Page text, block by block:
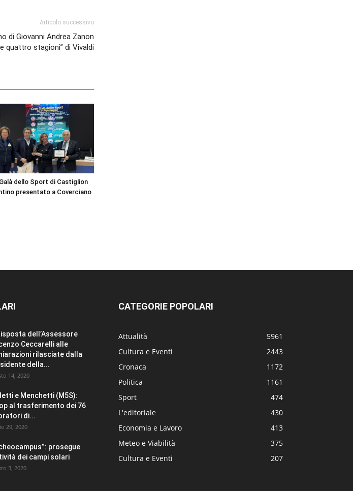
Articolo successivo
di Giovanni Andrea Zanon
quattro stagioni” di Vivaldi
dello Sport di Castiglion
presentato a Coverciano
dell’Assessore
Ceccarelli alle
rilasciate dalla
della...
14, 2020
e Menchetti (M5S):
al trasferimento dei 76
di...
29, 2020
prosegue
dei campi solari
3, 2020
CATEGORIE POPOLARI
Attualità
5961
Cultura e Eventi
2443
Cronaca
1172
Politica
1161
Sport
474
L'editoriale
430
Economia e Lavoro
413
Meteo e Viabilità
375
Cultura e Eventi
207